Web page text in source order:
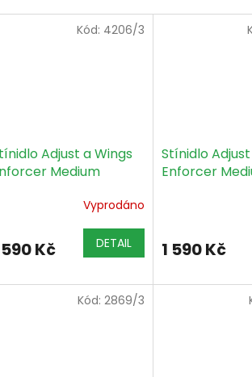
Adjust a Wings
Medium
Vyprodáno
590 Kč DETAIL
Kód: 4206/3
Stínidlo
Enforcer
1 590 Kč
Kód: 2869/3